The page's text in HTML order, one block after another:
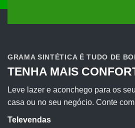
GRAMA SINTÉTICA É TUDO DE
TENHA MAIS
Leve lazer e aconchego para os
casa ou no seu negócio. Conte
Televendas